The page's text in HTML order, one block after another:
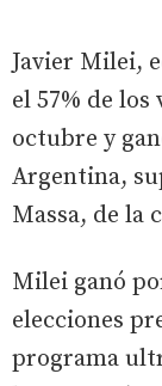
Javier Milei,
el 57% de los
octubre y
Argentina,
Massa, de la
Milei ganó
elecciones
programa